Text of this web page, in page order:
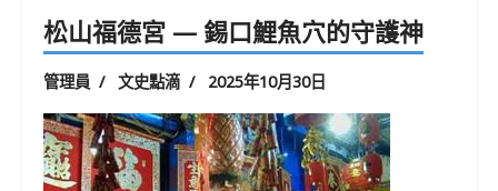
松山福德宮 — 錫口鯉魚穴的守護神
管理員 文史點滴 2025年10月30日